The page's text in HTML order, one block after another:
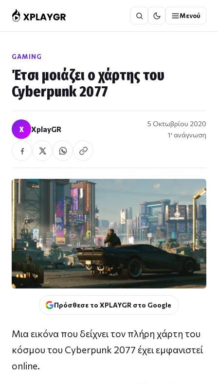
στο
περιεχόμενο
Μενού
GAMING
Έτσι μοιάζει ο χάρτης του
Cyberpunk 2077
X XplayGR
5 Οκτωβρίου 2020
1′ ανάγνωση
Πρόσθεσε το XPLAYGR στο Google
Μια εικόνα που δείχνει τον πλήρη χάρτη του
κόσμου του Cyberpunk 2077 έχει εμφανιστεί
online.